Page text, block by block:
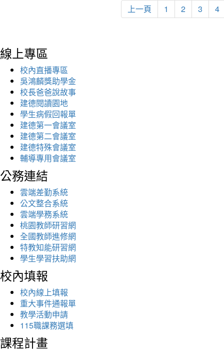
上一頁 1 2 3 4
線上專區
校內直播專區
吳鴻麟獎助學金
校長爸爸說故事
建德閱讀園地
學生病假回報單
建德第一會議室
建德第二會議室
建德特殊會議室
輔導專用會議室
公務連結
雲端差勤系統
公文整合系統
雲端學務系統
桃園教師研習網
全國教師進修網
特教知能研習網
學生學習扶助網
校內填報
校內線上填報
重大事件通報單
教學活動申請
115職課務選填
課程計畫